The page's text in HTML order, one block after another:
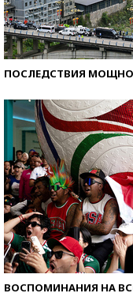
ПОСЛЕДСТВИЯ
ВОСПОМИНАНИЯ НА